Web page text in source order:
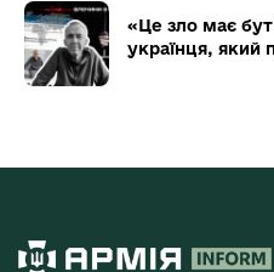
«Це зло має
українця, який